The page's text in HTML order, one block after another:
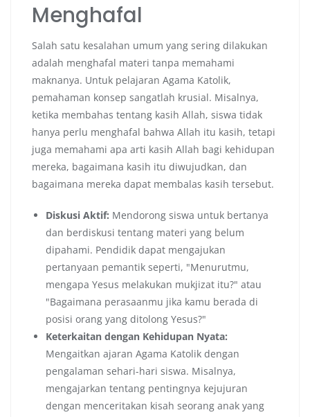
Menghafal
Salah satu kesalahan umum yang sering dilakukan
adalah menghafal materi tanpa memahami
maknanya. Untuk pelajaran Agama Katolik,
pemahaman konsep sangatlah krusial. Misalnya,
ketika membahas tentang kasih Allah, siswa tidak
hanya perlu menghafal bahwa Allah itu kasih, tetapi
juga memahami apa arti kasih Allah bagi kehidupan
mereka, bagaimana kasih itu diwujudkan, dan
bagaimana mereka dapat membalas kasih tersebut.
Diskusi Aktif: Mendorong siswa untuk bertanya
dan berdiskusi tentang materi yang belum
dipahami. Pendidik dapat mengajukan
pertanyaan pemantik seperti, "Menurutmu,
mengapa Yesus melakukan mukjizat itu?" atau
"Bagaimana perasaanmu jika kamu berada di
posisi orang yang ditolong Yesus?"
Keterkaitan dengan Kehidupan Nyata:
Mengaitkan ajaran Agama Katolik dengan
pengalaman sehari-hari siswa. Misalnya,
mengajarkan tentang pentingnya kejujuran
dengan menceritakan kisah seorang anak yang